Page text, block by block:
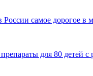
самое дорогое в
для 80 детей с